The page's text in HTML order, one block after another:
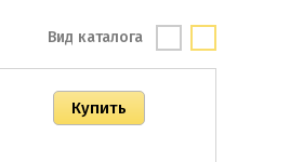
Вид каталога